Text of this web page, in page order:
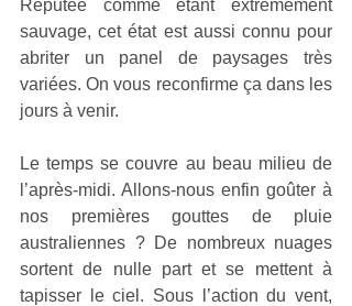
Réputée comme étant extrêmement
sauvage, cet état est aussi connu pour
abriter un panel de paysages très
variées. On vous reconfirme ça dans les
jours à venir.
Le temps se couvre au beau milieu de
l’après-midi. Allons-nous enfin goûter à
nos premières gouttes de pluie
australiennes ? De nombreux nuages
sortent de nulle part et se mettent à
tapisser le ciel. Sous l’action du vent,